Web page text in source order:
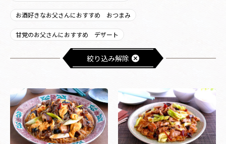
お酒好きなお父さんにおすすめ おつまみ
甘党のお父さんにおすすめ デザート
絞り込み解除